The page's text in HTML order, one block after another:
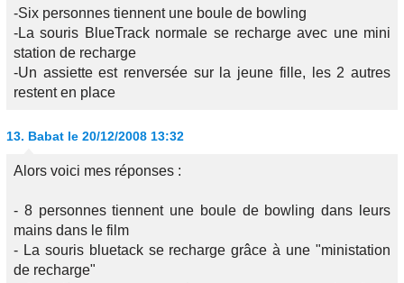
-Six personnes tiennent une boule de bowling
-La souris BlueTrack normale se recharge avec une mini
station de recharge
-Un assiette est renversée sur la jeune fille, les 2 autres
restent en place
13. Babat le 20/12/2008 13:32
Alors voici mes réponses :
- 8 personnes tiennent une boule de bowling dans leurs
mains dans le film
- La souris bluetack se recharge grâce à une "ministation
de recharge"